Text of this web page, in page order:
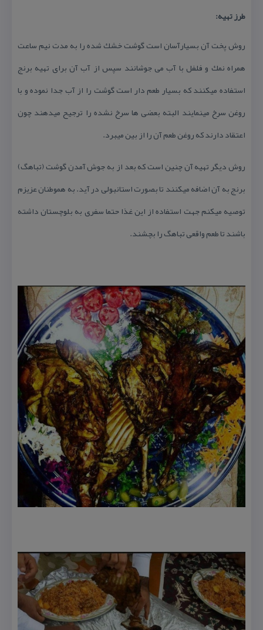
طرز تهیه:
روش پخت آن بسیارآسان است گوشت خشك شده را به مدت نیم ساعت
همراه نمك و فلفل با آب می جوشانند سپس از آب آن برای تهیه برنج
استفاده میكنند كه بسیار طعم دار است گوشت را از آب جدا نموده و با
روغن سرخ مینمایند البته بعضی ها سرخ نشده را ترجیح میدهند چون
اعتقاد دارند كه روغن طعم آن را از بین میبرد.
روش دیگر تهیه آن چنین است كه بعد از به جوش آمدن گوشت (تباهگ)
برنج به آن اضافه میكنند تا بصورت استانبولی در آید. به هموطنان عزیزم
توصیه میكنم جهت استفاده از این غذا حتما سفری به بلوچستان داشته
باشند تا طعم واقعی تباهگ را بچشند.